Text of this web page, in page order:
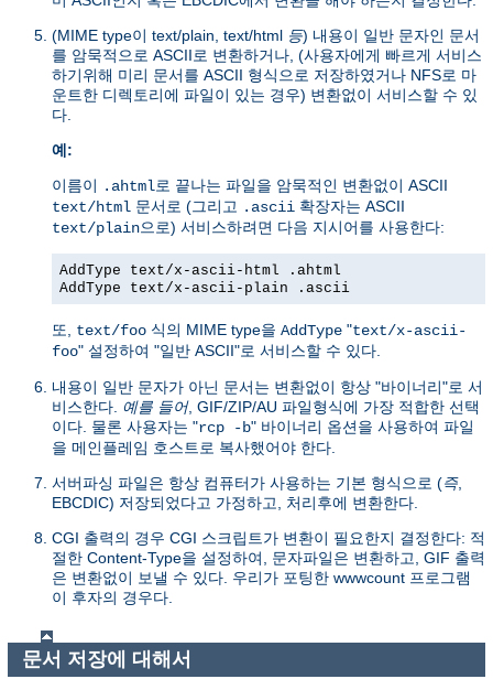
(MIME type이 text/plain, text/html 등) 내용이 일반 문자인 문서
를 암묵적으로 ASCII로 변환하거나, (사용자에게 빠르게 서비스
하기위해 미리 문서를 ASCII 형식으로 저장하였거나 NFS로 마
운트한 디렉토리에 파일이 있는 경우) 변환없이 서비스할 수 있
다.
예:
이름이 .ahtml로 끝나는 파일을 암묵적인 변환없이 ASCII
text/html 문서로 (그리고 .ascii 확장자는 ASCII
text/plain으로) 서비스하려면 다음 지시어를 사용한다:
AddType text/x-ascii-html .ahtml
AddType text/x-ascii-plain .ascii
또, text/foo 식의 MIME type을 AddType "text/x-ascii-
foo" 설정하여 "일반 ASCII"로 서비스할 수 있다.
내용이 일반 문자가 아닌 문서는 변환없이 항상 "바이너리"로 서
비스한다. 예를 들어, GIF/ZIP/AU 파일형식에 가장 적합한 선택
이다. 물론 사용자는 "rcp -b" 바이너리 옵션을 사용하여 파일
을 메인플레임 호스트로 복사했어야 한다.
서버파싱 파일은 항상 컴퓨터가 사용하는 기본 형식으로 (즉,
EBCDIC) 저장되었다고 가정하고, 처리후에 변환한다.
CGI 출력의 경우 CGI 스크립트가 변환이 필요한지 결정한다: 적
절한 Content-Type을 설정하여, 문자파일은 변환하고, GIF 출력
은 변환없이 보낼 수 있다. 우리가 포팅한 wwwcount 프로그램
이 후자의 경우다.
문서 저장에 대해서